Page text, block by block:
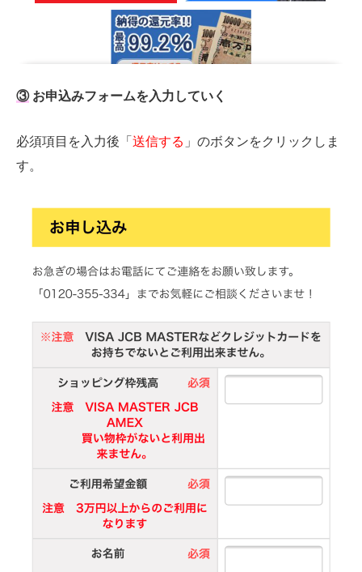
③お申込みフォームを入力していく
必須項目を入力後「 送信する 」のボタンをクリックしま
す。